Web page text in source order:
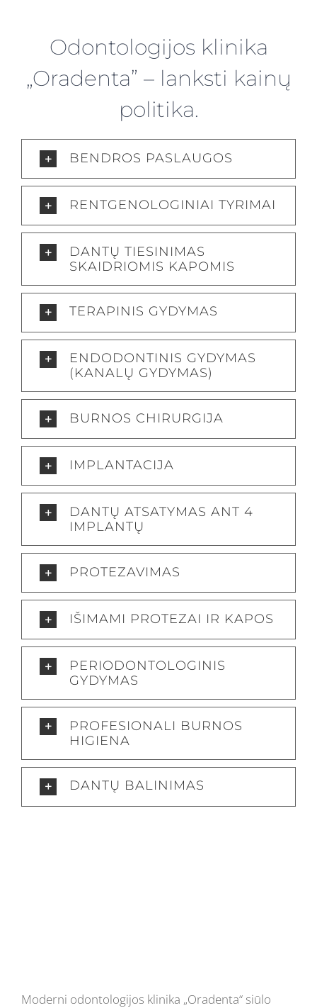
Odontologijos klinika
„Oradenta” – lanksti kainų
politika.
BENDROS PASLAUGOS
RENTGENOLOGINIAI TYRIMAI
DANTŲ TIESINIMAS
SKAIDRIOMIS KAPOMIS
TERAPINIS GYDYMAS
ENDODONTINIS GYDYMAS
(KANALŲ GYDYMAS)
BURNOS CHIRURGIJA
IMPLANTACIJA
DANTŲ ATSATYMAS ANT 4
IMPLANTŲ
PROTEZAVIMAS
IŠIMAMI PROTEZAI IR KAPOS
PERIODONTOLOGINIS
GYDYMAS
PROFESIONALI BURNOS
HIGIENA
DANTŲ BALINIMAS
Moderni odontologijos klinika „Oradenta“ siūlo